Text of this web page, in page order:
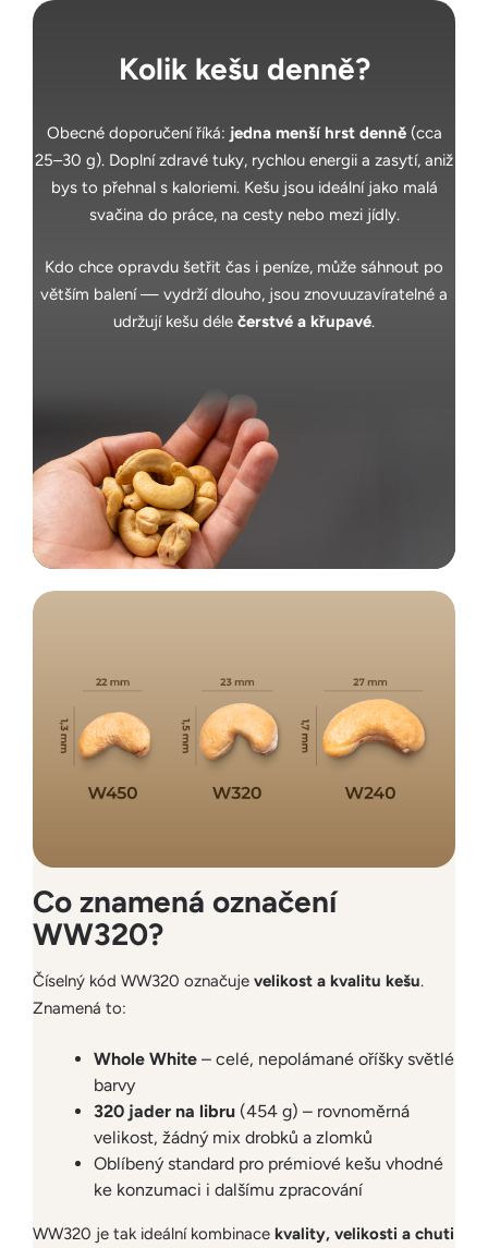
Kolik kešu denně?
Obecné doporučení říká: jedna menší hrst denně(cca
25–30 g). Doplní zdravé tuky, rychlou energii a zasytí, aniž
bys to přehnal s kaloriemi. Kešu jsou ideální jako malá
svačina do práce, na cesty nebo mezi jídly.
Kdo chce opravdu šetřit čas i peníze, může sáhnout po
větším balení — vydrží dlouho, jsou znovuuzavíratelné a
udržují kešu déle čerstvé a křupavé.
Co znamená označení
WW320?
Číselný kód WW320 označuje velikost a kvalitu kešu.
Znamená to:
Whole White – celé, nepolámané oříšky světlé
barvy
320 jader na libru (454 g) – rovnoměrná
velikost, žádný mix drobků a zlomků
Oblíbený standard pro prémiové kešu vhodné
ke konzumaci i dalšímu zpracování
WW320 je tak ideální kombinace kvality, velikosti a chuti